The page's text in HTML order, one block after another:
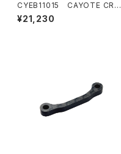
CYEB11015 CAYOTE CRES
T Modi 8.0T センサードブラ
シレス モディファイドモーター
¥21,230